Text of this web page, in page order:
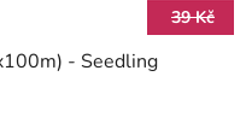
39 Kč
- Seedling